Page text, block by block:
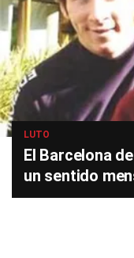
LUTO
El Barcelona
un sentido